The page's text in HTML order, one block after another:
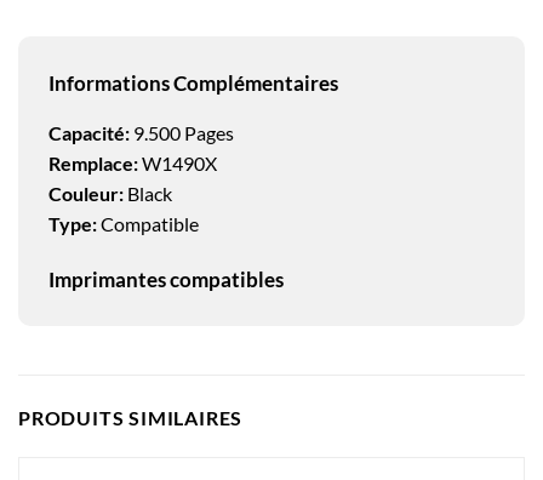
Informations Complémentaires
Capacité: 9.500 Pages
Remplace:W1490X
Couleur: Black
Type:Compatible
Imprimantes compatibles
PRODUITS SIMILAIRES